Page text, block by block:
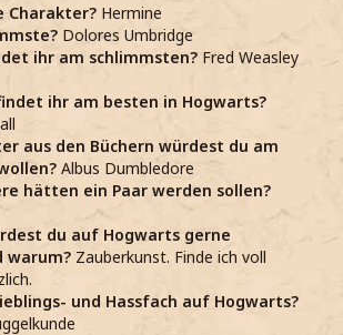
Charakter? Hermine
Dolores Umbridge
ihr am schlimmsten? Fred Weasley
ihr am besten in Hogwarts?
aus den Büchern würdest du am
Albus Dumbledore
hätten ein Paar werden sollen?
du auf Hogwarts gerne
warum? Zauberkunst. Finde ich voll
und Hassfach auf Hogwarts?